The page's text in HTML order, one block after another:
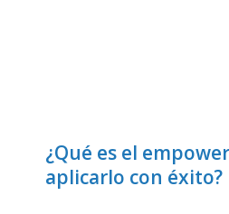
¿Qué es el
aplicarlo con éxito?